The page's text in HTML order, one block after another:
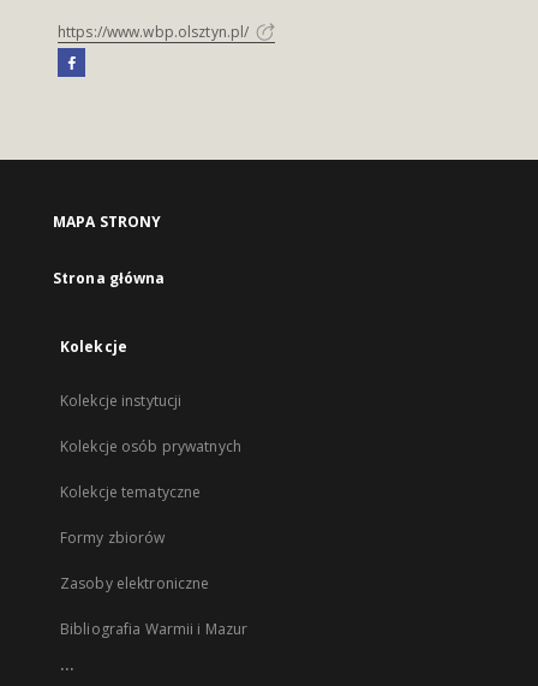
https://www.wbp.olsztyn.pl/
MAPA STRONY
Strona główna
Kolekcje
Kolekcje instytucji
Kolekcje osób prywatnych
Kolekcje tematyczne
Formy zbiorów
Zasoby elektroniczne
Bibliografia Warmii i Mazur
...